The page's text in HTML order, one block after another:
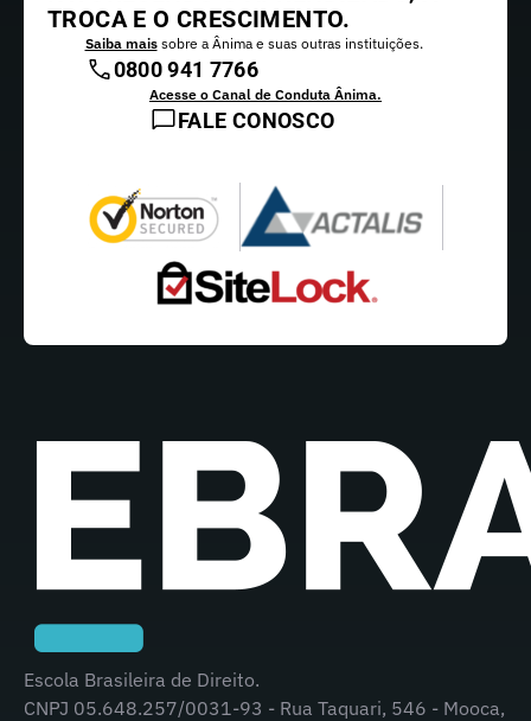
TROCA E O CRESCIMENTO.
Saiba maissobre a Ânima e suas outras instituições.
0800 941 7766
Acesse o Canal de Conduta Ânima.
FALE CONOSCO
Escola Brasileira de Direito.
CNPJ 05.648.257/0031-93 - Rua Taquari, 546 - Mooca,